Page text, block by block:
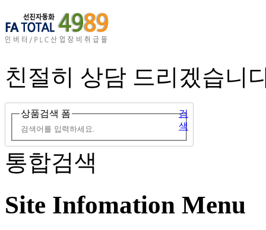
친절히 상담 드리겠습니
상품검색 폼
검
색
통합검색
Site Infomation Menu